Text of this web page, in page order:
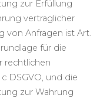
zur Erfüllung
vertraglicher
von Anfragen ist Art.
für die
rechtlichen
DSGVO, und die
zur Wahrung